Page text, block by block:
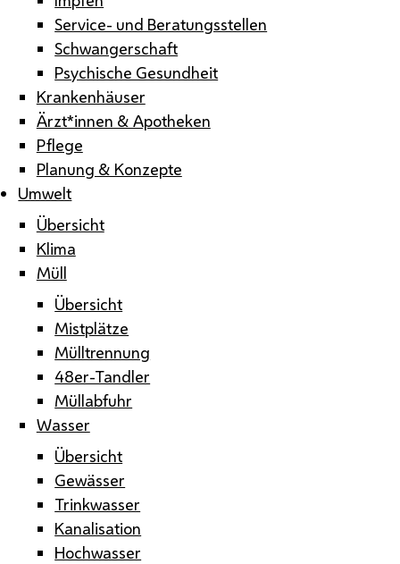
Service- und Beratungsstellen
Schwangerschaft
Psychische Gesundheit
Krankenhäuser
Ärzt*innen & Apotheken
Pflege
Planung & Konzepte
Umwelt
Übersicht
Klima
Müll
Übersicht
Mistplätze
Mülltrennung
48er-Tandler
Müllabfuhr
Wasser
Übersicht
Gewässer
Trinkwasser
Kanalisation
Hochwasser